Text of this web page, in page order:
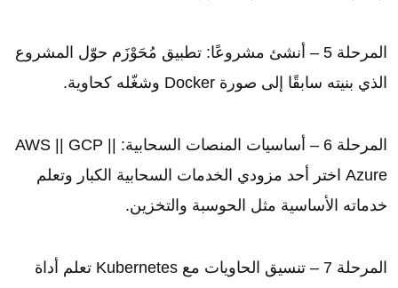
المرحلة 5 – أنشئ مشروعًا: تطبيق مُحَوْزَم حوّل المشروع
الذي بنيته سابقًا إلى صورة Docker وشغّله كحاوية.
المرحلة 6 – أساسيات المنصات السحابية: AWS || GCP ||
Azure اختر أحد مزودي الخدمات السحابية الكبار وتعلم
خدماته الأساسية مثل الحوسبة والتخزين.
المرحلة 7 – تنسيق الحاويات مع Kubernetes تعلم أداة